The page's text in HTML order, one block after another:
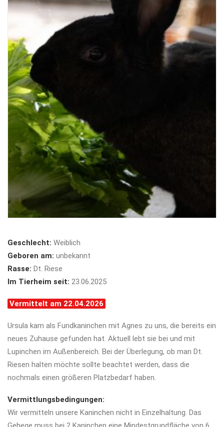
Geschlecht: Weiblich
Geboren am: unbekannt
Rasse: Dt. Riese
Im Tierheim seit: 23.06.2025
Vermittelt am 22.04.2026
Ursula kam als Fundkaninchen mit Agnes zu uns, die bereits ein
neues Zuhause gefunden hat. Aktuell lebt sie bei und mit
Lupinchen im Außenbereich. Bei der Überlegung, ob man Dt.
Riesen halten möchte sollte beachtet werden, dass die
nochmals einen größeren Platzbedarf haben.
Vermittlungsbedingungen:
Wir vermitteln unsere Kaninchen nicht in Einzelhaltung. Das